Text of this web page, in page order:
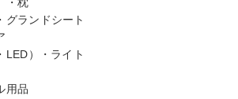
グランドシート
LED）・ライト
用品